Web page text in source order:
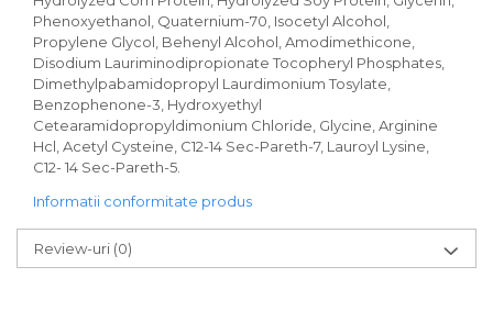
Phenoxyethanol, Quaternium-70, Isocetyl Alcohol,
Propylene Glycol, Behenyl Alcohol, Amodimethicone,
Disodium Lauriminodipropionate Tocopheryl Phosphates,
Dimethylpabamidopropyl Laurdimonium Tosylate,
Benzophenone-3, Hydroxyethyl
Cetearamidopropyldimonium Chloride, Glycine, Arginine
Hcl, Acetyl Cysteine, C12-14 Sec-Pareth-7, Lauroyl Lysine,
C12- 14 Sec-Pareth-5.
Informatii conformitate produs
Review-uri (0)